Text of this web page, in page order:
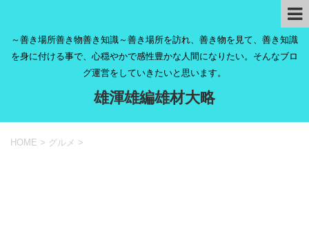
～善き場所善き物善き知識～善き場所を訪れ、善き物を見て、善き知識
を身に付ける事で、心穏やかで感性豊かな人間になりたい。そんなブロ
グ運営をしていきたいと思います。
雄渾雄編雄材大略
HOME > グルメ >